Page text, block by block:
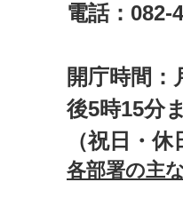
電話：082-
開庁時間
後5時15分
（祝日・
各部署の主